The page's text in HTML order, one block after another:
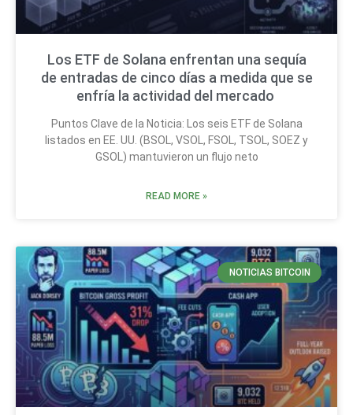
Los ETF de Solana enfrentan una sequía
de entradas de cinco días a medida que se
enfría la actividad del mercado
Puntos Clave de la Noticia: Los seis ETF de Solana
listados en EE. UU. (BSOL, VSOL, FSOL, TSOL, SOEZ y
GSOL) mantuvieron un flujo neto
READ MORE »
NOTICIAS BITCOIN